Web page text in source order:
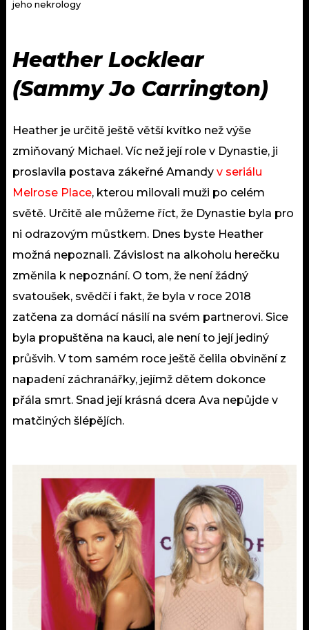
jeho nekrology
Heather Locklear
(Sammy Jo Carrington)
Heather je určitě ještě větší kvítko než výše
zmiňovaný Michael. Víc než její role v Dynastie, ji
proslavila postava zákeřné Amandy v seriálu
Melrose Place, kterou milovali muži po celém
světě. Určitě ale můžeme říct, že Dynastie byla pro
ni odrazovým můstkem. Dnes byste Heather
možná nepoznali. Závislost na alkoholu herečku
změnila k nepoznání. O tom, že není žádný
svatoušek, svědčí i fakt, že byla v roce 2018
zatčena za domácí násilí na svém partnerovi. Sice
byla propuštěna na kauci, ale není to její jediný
průšvih. V tom samém roce ještě čelila obvinění z
napadení záchranářky, jejímž dětem dokonce
přála smrt. Snad její krásná dcera Ava nepůjde v
matčiných šlépějích.